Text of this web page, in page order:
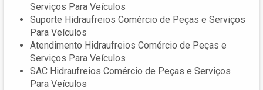
Serviços Para Veículos
Suporte Hidraufreios Comércio de Peças e Serviços
Para Veículos
Atendimento Hidraufreios Comércio de Peças e
Serviços Para Veículos
SAC Hidraufreios Comércio de Peças e Serviços
Para Veículos